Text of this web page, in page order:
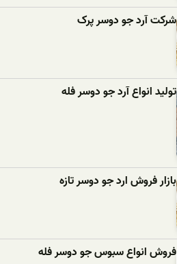
شرکت آرد جو دوسر پرک
تولید انواع آرد جو دوسر فله
بازار فروش ارد جو دوسر تازه
فروش انواع سبوس جو دوسر فله